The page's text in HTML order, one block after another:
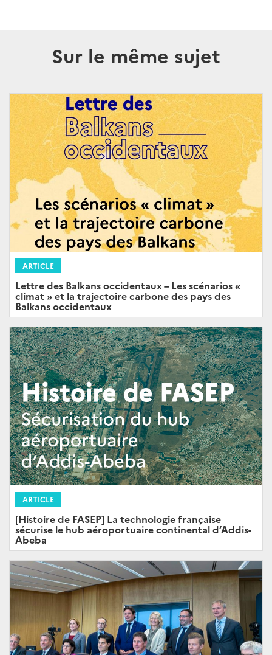
Sur le même sujet
ARTICLE
Lettre des Balkans occidentaux – Les scénarios «
climat » et la trajectoire carbone des pays des
Balkans occidentaux
ARTICLE
[Histoire de FASEP] La technologie française
sécurise le hub aéroportuaire continental d’Addis-
Abeba